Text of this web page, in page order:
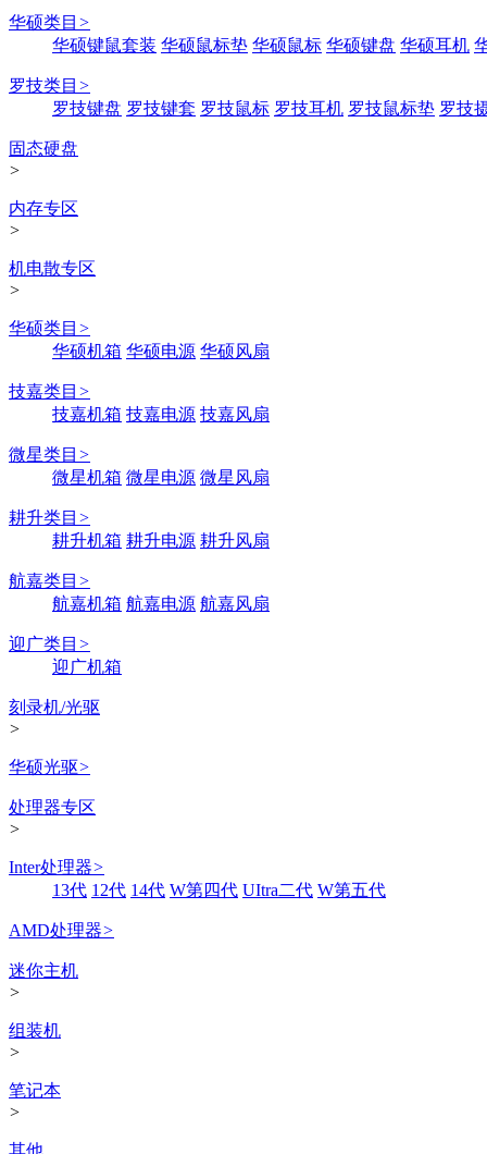
华硕类目 >
华硕键鼠套装 华硕鼠标垫 华硕鼠标 华硕键盘 华硕耳机
罗技类目 >
罗技键盘 罗技键套 罗技鼠标 罗技耳机 罗技鼠标垫 罗技
固态硬盘
>
内存专区
>
机电散专区
>
华硕类目 >
华硕机箱 华硕电源 华硕风扇
技嘉类目 >
技嘉机箱 技嘉电源 技嘉风扇
微星类目 >
微星机箱 微星电源 微星风扇
耕升类目 >
耕升机箱 耕升电源 耕升风扇
航嘉类目 >
航嘉机箱 航嘉电源 航嘉风扇
迎广类目 >
迎广机箱
刻录机/光驱
>
华硕光驱>
处理器专区
>
Inter处理器>
13代 12代 14代 W第四代 UItra二代 W第五代
AMD处理器>
迷你主机
>
组装机
>
笔记本
>